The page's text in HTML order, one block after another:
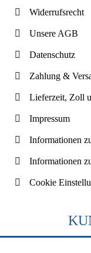
Widerrufsrecht
Unsere AGB
Datenschutz
Zahlung &
Lieferzeit, Zoll
Impressum
Informationen
Informationen
Cookie